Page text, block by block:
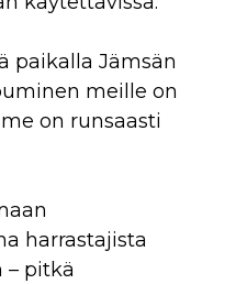
paikalla Jämsän
meille on
on runsaasti
harrastajista
pitkä